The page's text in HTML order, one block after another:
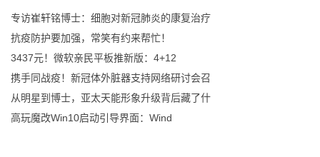
专访崔轩铭博士：细胞对新冠肺炎的康复治疗
抗疫防护要加强，常笑有约来帮忙！
3437元！微软亲民平板推新版：4+12
携手同战疫！新冠体外脏器支持网络研讨会召
从明星到博士，亚太天能形象升级背后藏了什
高玩魔改Win10启动引导界面：Wind